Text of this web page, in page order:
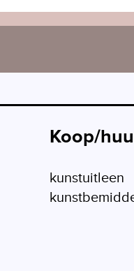
Koop/
kunstuitleen